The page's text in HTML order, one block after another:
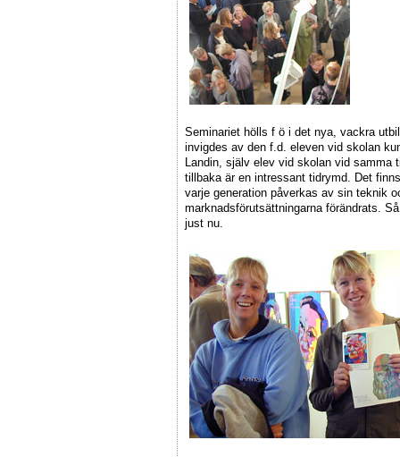
Seminariet hölls f ö i det nya, vackra
invigdes av den f.d. eleven vid skolan
Landin, själv elev vid skolan vid samma
tillbaka är en intressant tidrymd. Det
varje generation påverkas av sin teknik
marknadsförutsättningarna förändrats.
just nu.